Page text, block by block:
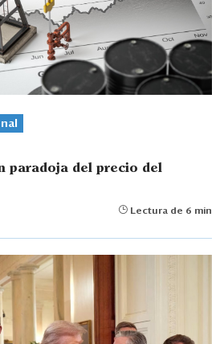
paradoja del precio del
Lectura de 6 min